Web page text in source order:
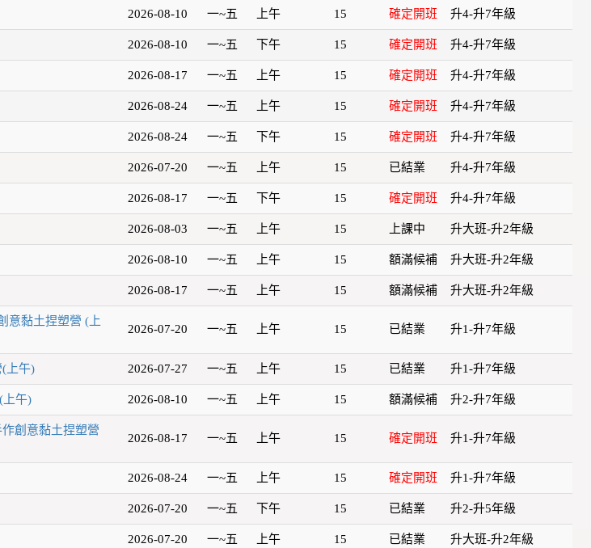
2026-08-10 一~五 上午 15 確定開班 升4-升7年級
2026-08-10 一~五 下午 15 確定開班 升4-升7年級
2026-08-17 一~五 上午 15 確定開班 升4-升7年級
2026-08-24 一~五 上午 15 確定開班 升4-升7年級
2026-08-24 一~五 下午 15 確定開班 升4-升7年級
2026-07-20 一~五 上午 15 已結業 升4-升7年級
2026-08-17 一~五 下午 15 確定開班 升4-升7年級
2026-08-03 一~五 上午 15 上課中 升大班-升2年級
2026-08-10 一~五 上午 15 額滿候補 升大班-升2年級
2026-08-17 一~五 上午 15 額滿候補 升大班-升2年級
意黏土捏塑營 (上
2026-07-20 一~五 上午 15 已結業 升1-升7年級
上午) 2026-07-27 一~五 上午 15 已結業 升1-升7年級
上午) 2026-08-10 一~五 上午 15 額滿候補 升2-升7年級
創意黏土捏塑營
2026-08-17 一~五 上午 15 確定開班 升1-升7年級
2026-08-24 一~五 上午 15 確定開班 升1-升7年級
2026-07-20 一~五 下午 15 已結業 升2-升5年級
2026-07-20 一~五 上午 15 已結業 升大班-升2年級